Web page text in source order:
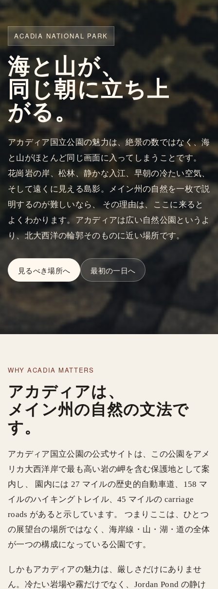
ACADIA NATIONAL PARK
海と山が、
同じ朝に立ち上
がる。
アカディア国立公園の魅力は、絶景の数ではなく、海
と山がほとんど同じ画面に入ってしまうことです。
花崗岩の岸、松林、静かな入江、早朝の冷たい空気、
そして遠くに見える島影。メイン州の自然を一枚で説
明するのが難しいなら、 その理由は、ここに来ると
よくわかります。アカディアは広い自然公園というよ
り、北大西洋の輪郭そのものに近い場所です。
見るべき場所へ 最初の一日へ
WHY ACADIA MATTERS
アカディアは、
メイン州の自然の文法で
す。
アカディア国立公園の公式サイトは、この公園をアメ
リカ大西洋岸で最も高い岩の岬を含む保護地として案
内し、 園内には 27 マイルの歴史的自動車道、158 マ
イルのハイキングトレイル、45 マイルの carriage
roads があると示しています。 つまりここは、ひとつ
の展望台の場所ではなく、海岸線・山・湖・道の全体
が一つの構成になっている公園です。
しかもアカディアの魅力は、厳しさだけにありませ
ん。冷たい岩場や霧だけでなく、Jordan Pond の静け